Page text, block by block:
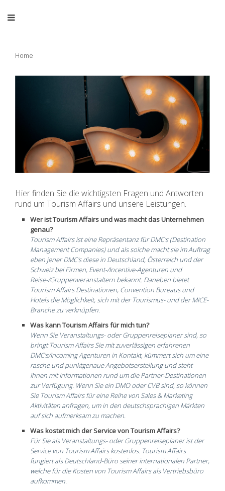
Home
Hier finden Sie die wichtigsten Fragen und Antworten
rund um Tourism Affairs und unsere Leistungen.
Wer ist Tourism Affairs und was macht das Unternehmen
genau?
Tourism Affairs ist eine Repräsentanz für DMC's (Destination
Management Companies) und als solche macht sie im Auftrag
eben jener DMC's diese in Deutschland, Österreich und der
Schweiz bei Firmen, Event-/Incentive-Agenturen und
Reise-/Gruppenveranstaltern bekannt. Daneben bietet
Tourism Affairs Destinationen, Convention Bureaus und
Hotels die Möglichkeit, sich mit der Tourismus- und der MICE-
Branche zu verknüpfen.
Was kann Tourism Affairs für mich tun?
Wenn Sie Veranstaltungs- oder Gruppenreiseplaner sind, so
bringt Tourism Affairs Sie mit zuverlässigen erfahrenen
DMC's/Incoming Agenturen in Kontakt, kümmert sich um eine
rasche und punktgenaue Angebotserstellung und steht
Ihnen mit Informationen rund um die Partner-Destinationen
zur Verfügung. Wenn Sie ein DMO oder CVB sind, so können
Sie Tourism Affairs für eine Reihe von Sales & Marketing
Aktivitäten anfragen, um in den deutschsprachigen Märkten
auf sich aufmerksam zu machen.
Was kostet mich der Service von Tourism Affairs?
Für Sie als Veranstaltungs- oder Gruppenreiseplaner ist der
Service von Tourism Affairs kostenlos. Tourism Affairs
fungiert als Deutschland-Büro seiner internationalen Partner,
welche für die Kosten von Tourism Affairs als Vertriebsbüro
aufkommen.